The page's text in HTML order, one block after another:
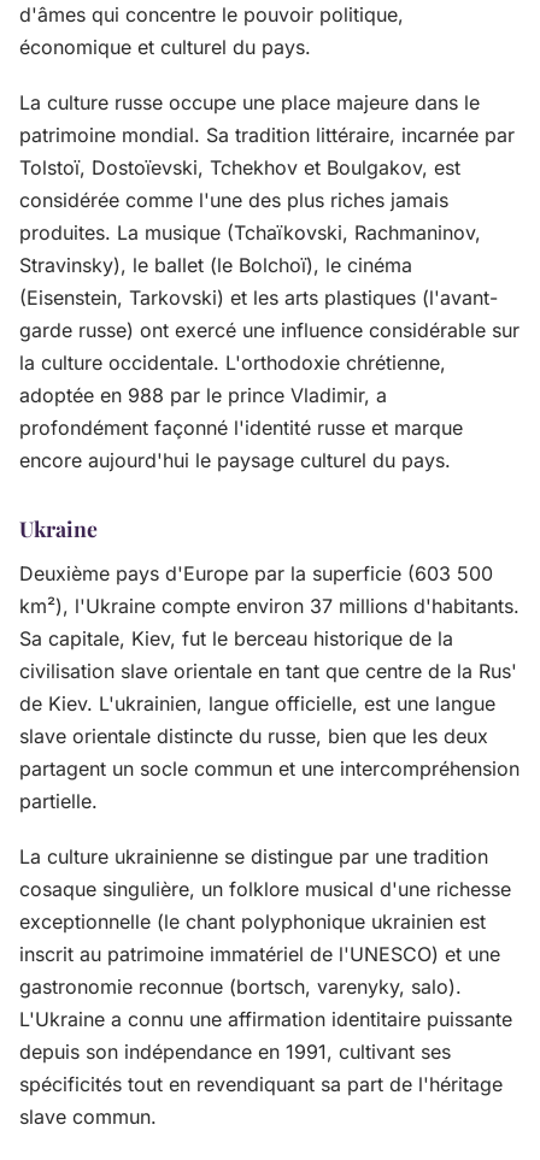
d'âmes qui concentre le pouvoir politique,
économique et culturel du pays.
La culture russe occupe une place majeure dans le
patrimoine mondial. Sa tradition littéraire, incarnée par
Tolstoï, Dostoïevski, Tchekhov et Boulgakov, est
considérée comme l'une des plus riches jamais
produites. La musique (Tchaïkovski, Rachmaninov,
Stravinsky), le ballet (le Bolchoï), le cinéma
(Eisenstein, Tarkovski) et les arts plastiques (l'avant-
garde russe) ont exercé une influence considérable sur
la culture occidentale. L'orthodoxie chrétienne,
adoptée en 988 par le prince Vladimir, a
profondément façonné l'identité russe et marque
encore aujourd'hui le paysage culturel du pays.
Ukraine
Deuxième pays d'Europe par la superficie (603 500
km²), l'Ukraine compte environ 37 millions d'habitants.
Sa capitale, Kiev, fut le berceau historique de la
civilisation slave orientale en tant que centre de la Rus'
de Kiev. L'ukrainien, langue officielle, est une langue
slave orientale distincte du russe, bien que les deux
partagent un socle commun et une intercompréhension
partielle.
La culture ukrainienne se distingue par une tradition
cosaque singulière, un folklore musical d'une richesse
exceptionnelle (le chant polyphonique ukrainien est
inscrit au patrimoine immatériel de l'UNESCO) et une
gastronomie reconnue (bortsch, varenyky, salo).
L'Ukraine a connu une affirmation identitaire puissante
depuis son indépendance en 1991, cultivant ses
spécificités tout en revendiquant sa part de l'héritage
slave commun.